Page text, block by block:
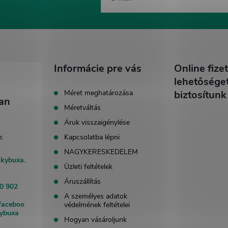
902
Informácie pre vás
Méret meghatározása
Méretváltás
Áruk visszaigénylése
Kapcsolatba lépni
NAGYKERESKEDELEM
Üzleti feltételek
Áruszállítás
A személyes adatok
védelmének feltételei
Hogyan vásároljunk
Online
biztosítunk